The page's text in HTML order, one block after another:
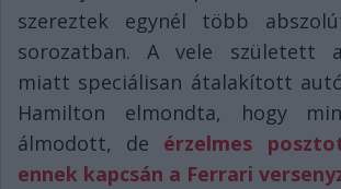
szereztek egynél több
sorozatban. A vele született
miatt speciálisan átalakított
Hamilton elmondta, hogy
álmodott, de érzelmes
ennek kapcsán a Ferrari